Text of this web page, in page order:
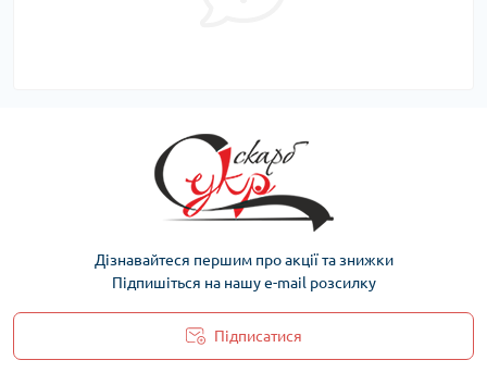
Дізнавайтеся першим про акції та знижки
Підпишіться на нашу e-mail розсилку
Підписатися